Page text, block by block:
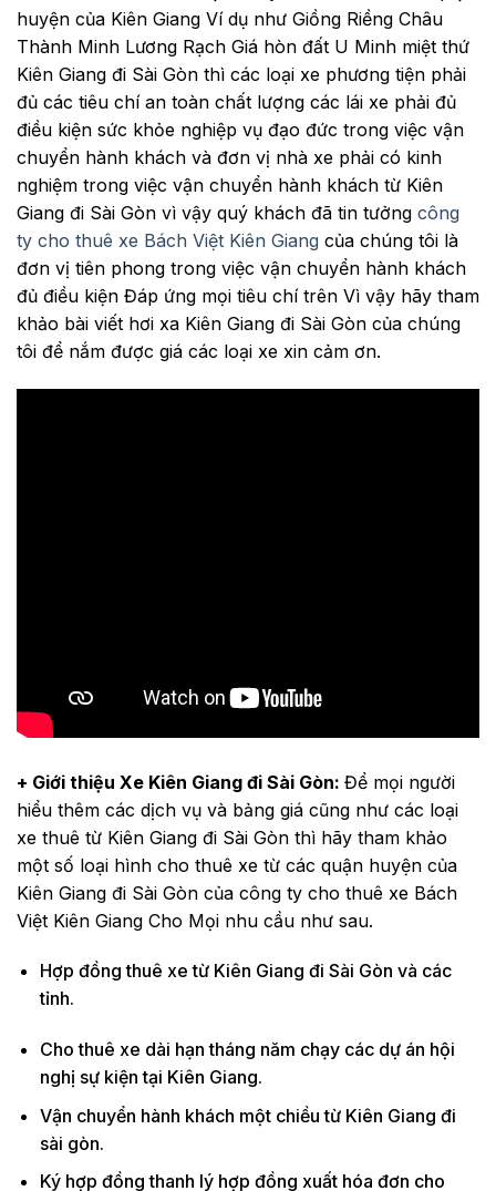
huyện của Kiên Giang Ví dụ như Giồng Riềng Châu
Thành Minh Lương Rạch Giá hòn đất U Minh miệt thứ
Kiên Giang đi Sài Gòn thì các loại xe phương tiện phải
đủ các tiêu chí an toàn chất lượng các lái xe phải đủ
điều kiện sức khỏe nghiệp vụ đạo đức trong việc vận
chuyển hành khách và đơn vị nhà xe phải có kinh
nghiệm trong việc vận chuyển hành khách từ Kiên
Giang đi Sài Gòn vì vậy quý khách đã tin tưởng công
ty cho thuê xe Bách Việt Kiên Giang của chúng tôi là
đơn vị tiên phong trong việc vận chuyển hành khách
đủ điều kiện Đáp ứng mọi tiêu chí trên Vì vậy hãy tham
khảo bài viết hơi xa Kiên Giang đi Sài Gòn của chúng
tôi để nắm được giá các loại xe xin cảm ơn.
+ Giới thiệu Xe Kiên Giang đi Sài Gòn: Để mọi người
hiểu thêm các dịch vụ và bảng giá cũng như các loại
xe thuê từ Kiên Giang đi Sài Gòn thì hãy tham khảo
một số loại hình cho thuê xe từ các quận huyện của
Kiên Giang đi Sài Gòn của công ty cho thuê xe Bách
Việt Kiên Giang Cho Mọi nhu cầu như sau.
Hợp đồng thuê xe từ Kiên Giang đi Sài Gòn và các
tỉnh.
Cho thuê xe dài hạn tháng năm chạy các dự án hội
nghị sự kiện tại Kiên Giang.
Vận chuyển hành khách một chiều từ Kiên Giang đi
sài gòn.
Ký hợp đồng thanh lý hợp đồng xuất hóa đơn cho